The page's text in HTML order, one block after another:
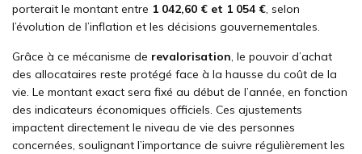
porterait le montant entre 1 042,60 € et 1 054 €, selon
l’évolution de l’inflation et les décisions gouvernementales.
Grâce à ce mécanisme de revalorisation, le pouvoir d’achat
des allocataires reste protégé face à la hausse du coût de la
vie. Le montant exact sera fixé au début de l’année, en fonction
des indicateurs économiques officiels. Ces ajustements
impactent directement le niveau de vie des personnes
concernées, soulignant l’importance de suivre régulièrement les